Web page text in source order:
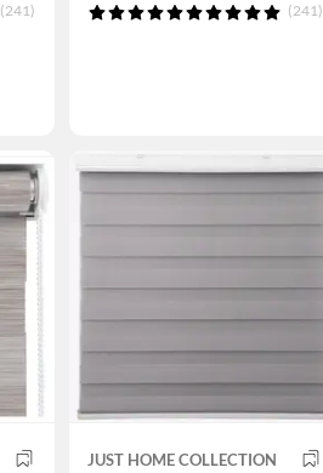
(241) (241)
JUST HOME COLLECTION